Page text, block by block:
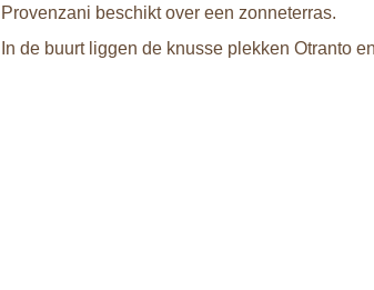
Provenzani beschikt over een zonneterras.
In de buurt liggen de knusse plekken Otranto